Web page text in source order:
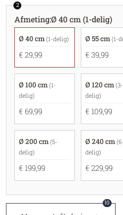
2
Afmeting:Ø 40 cm (1-delig)
Ø 40 cm (1-delig)
€ 29,99
Ø 55 cm (1-
€ 39,99
Ø 100 cm (1-
delig)
€ 69,99
Ø 120 cm (3-
delig)
€ 109,99
Ø 200 cm (5-
delig)
€ 199,99
Ø 240 cm
delig)
€ 229,99
10